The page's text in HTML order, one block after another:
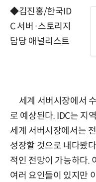
◆김진홍/한국ID
C 서버·스토리지
담당 애널리스트
세계 서버시장에서
로 예상된다. IDC는 지
세계 서버시장에서는
성장할 것으로 내다봤
적인 전망이 가능하다.
여러 요인들이 있지만